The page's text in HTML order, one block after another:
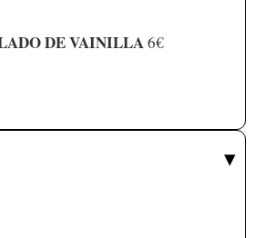
DE VAINILLA6€
▾